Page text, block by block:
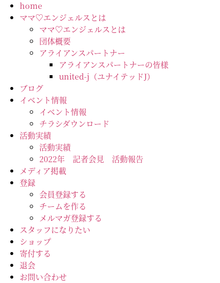
home
ママ♡エンジェルスとは
ママ♡エンジェルスとは
団体概要
アライアンスパートナー
アライアンスパートナーの皆様
united-j（ユナイテッドJ）
ブログ
イベント情報
イベント情報
チラシダウンロード
活動実績
活動実績
2022年 記者会見 活動報告
メディア掲載
登録
会員登録する
チームを作る
メルマガ登録する
スタッフになりたい
ショップ
寄付する
退会
お問い合わせ